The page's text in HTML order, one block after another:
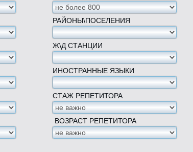
РАЙОНЫ\ПОСЕЛЕНИЯ
Ж\Д СТАНЦИИ
ИНОСТРАННЫЕ ЯЗЫКИ
СТАЖ РЕПЕТИТОРА
ВОЗРАСТ РЕПЕТИТОРА